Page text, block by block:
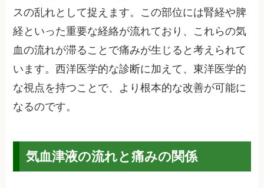
スの乱れとして捉えます。この部位には腎経や脾
経といった重要な経絡が流れており、これらの気
血の流れが滞ることで痛みが生じると考えられて
います。西洋医学的な診断に加えて、東洋医学的
な視点を持つことで、より根本的な改善が可能に
なるのです。
気血津液の流れと痛みの関係